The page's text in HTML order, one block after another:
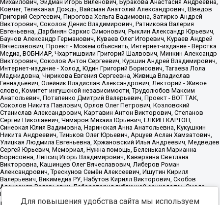
Для повышения удобства сайта мы используем